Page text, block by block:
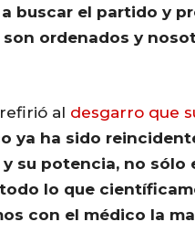
buscar el partido y
ordenados y
al desgarro que
ya ha sido
y su potencia, no
lo que
con el médico la